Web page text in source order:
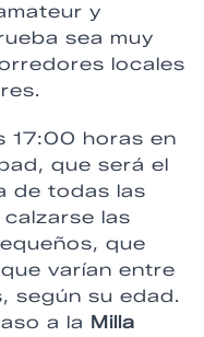
y
sea muy
locales
17:00 horas en
que será el
de todas las
las
que
varían entre
según su edad.
a la Milla